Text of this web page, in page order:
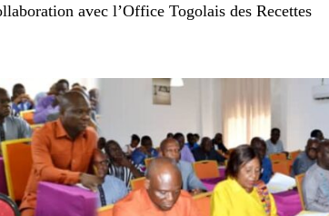
avec l’Office Togolais des Recettes